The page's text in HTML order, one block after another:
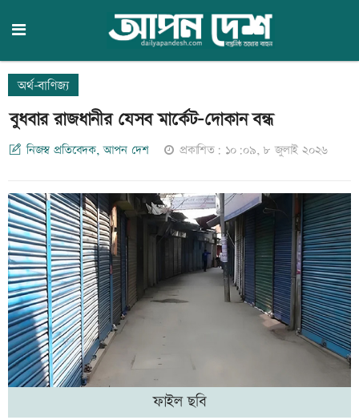
অর্থ-বাণিজ্য
বুধবার রাজধানীর যেসব মার্কেট-দোকান বন্ধ
নিজস্ব প্রতিবেদক, আপন দেশ প্রকাশিত: ১০:০৯, ৮ জুলাই ২০২৬
ফাইল ছবি